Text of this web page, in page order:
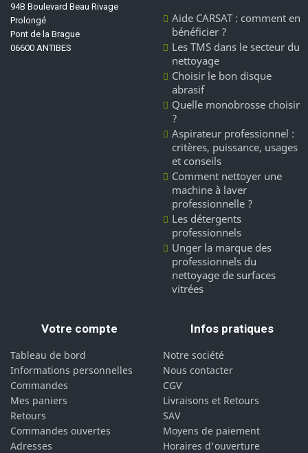
94B Boulevard Beau Rivage
Prolongé
Pont de la Brague
06600 ANTIBES
Aide CARSAT : comment en
bénéficier ?
Les TMS dans le secteur du
nettoyage
Choisir le bon disque
abrasif
Quelle monobrosse choisir
?
Aspirateur professionnel :
critères, puissance, usages
et conseils
Comment nettoyer une
machine à laver
professionnelle ?
Les détergents
professionnels
Unger la marque des
professionnels du
nettoyage de surfaces
vitrées
Votre compte
Tableau de bord
Informations personnelles
Commandes
Mes paniers
Retours
Commandes ouvertes
Adresses
Infos pratiques
Notre société
Nous contacter
CGV
Livraisons et Retours
SAV
Moyens de paiement
Horaires d'ouverture